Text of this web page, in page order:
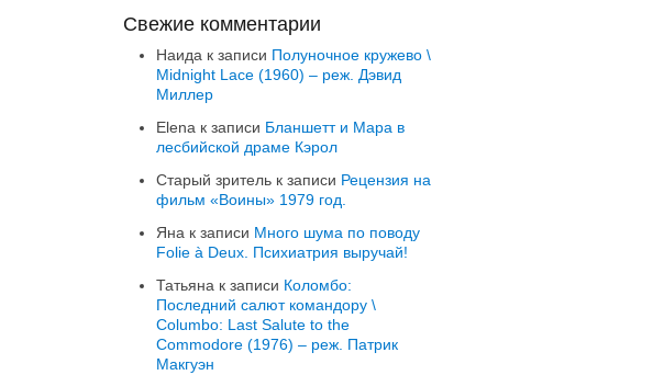
Свежие комментарии
Наида к записи Полуночное кружево \
Midnight Lace (1960) – реж. Дэвид
Миллер
Elena к записи Бланшетт и Мара в
лесбийской драме Кэрол
Старый зритель к записи Рецензия на
фильм «Воины» 1979 год.
Яна к записи Много шума по поводу
Folie à Deux. Психиатрия выручай!
Татьяна к записи Коломбо:
Последний салют командору \
Columbo: Last Salute to the
Commodore (1976) – реж. Патрик
Макгуэн